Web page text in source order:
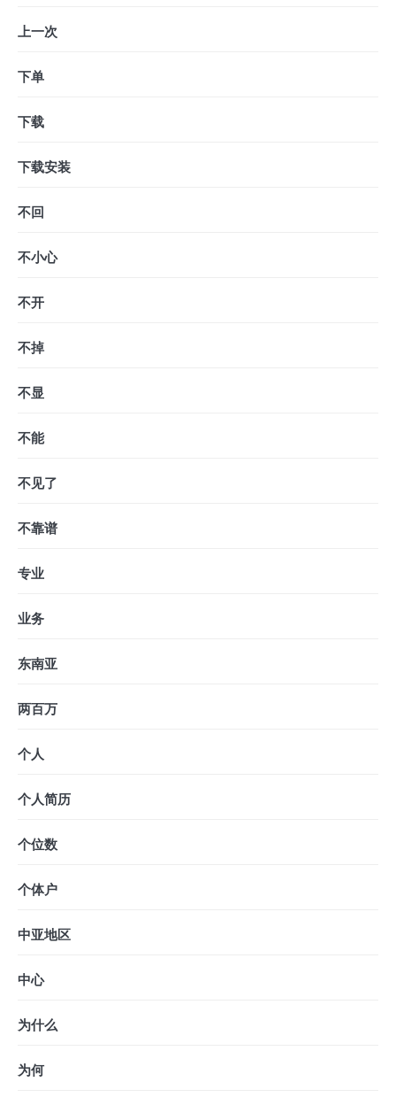
上一次
下单
下载
下载安装
不回
不小心
不开
不掉
不显
不能
不见了
不靠谱
专业
业务
东南亚
两百万
个人
个人简历
个位数
个体户
中亚地区
中心
为什么
为何